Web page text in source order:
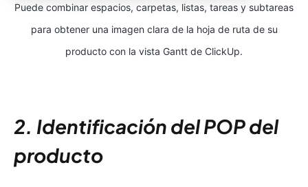
Puede combinar espacios, carpetas, listas, tareas y subtareas
para obtener una imagen clara de la hoja de ruta de su
producto con la vista Gantt de ClickUp.
2. Identificación del POP del
producto